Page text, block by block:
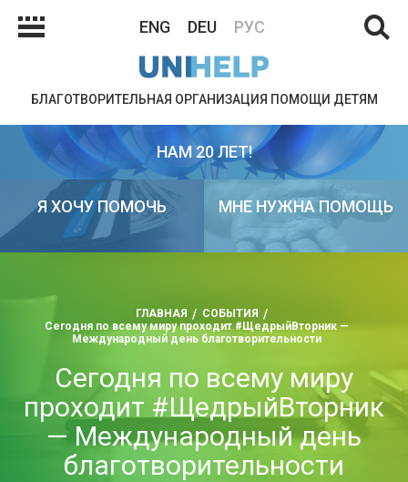
ENG DEU РУС
БЛАГОТВОРИТЕЛЬНАЯ ОРГАНИЗАЦИЯ ПОМОЩИ ДЕТЯМ
НАМ 20 ЛЕТ!
Я ХОЧУ ПОМОЧЬ МНЕ НУЖНА ПОМОЩЬ
ГЛАВНАЯ
СОБЫТИЯ
Сегодня по всему миру проходит #ЩедрыйВторник —
Международный день благотворительности
Сегодня по всему миру
проходит #ЩедрыйВторник
— Международный день
благотворительности